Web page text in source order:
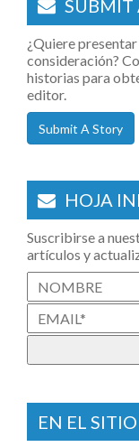
SUBMIT
¿Quiere
consideración?
historias para
editor.
Submit A Story
HOJA
Suscribirse a
artículos y
EN EL SITIO